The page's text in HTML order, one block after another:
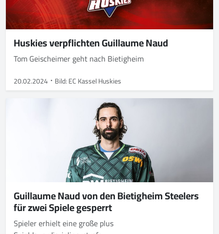
Huskies verpflichten Guillaume Naud
Tom Geischeimer geht nach Bietigheim
20.02.2024 Bild: EC Kassel Huskies
Guillaume Naud von den Bietigheim Steelers
für zwei Spiele gesperrt
Spieler erhielt eine große plus